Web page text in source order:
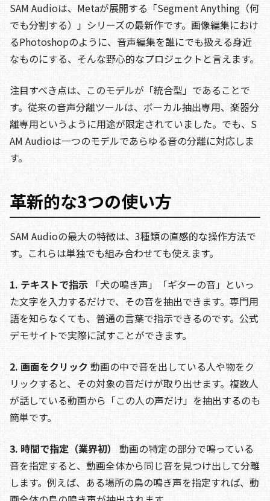
SAM Audioは、Metaが展開する「Segment Anything（何
でも分割する）」シリーズの最新作です。画像編集におけ
るPhotoshopのように、音声編集を誰にでも扱える身近
なものにする、そんな野心的なプロジェクトと言えます。
注目すべき点は、このモデルが「統合型」であることで
す。従来の音声分離ツールは、ボーカル抽出専用、楽器分
離専用というように用途が限定されていました。でも、S
AM Audioは一つのモデルであらゆる音の分離に対応しま
す。
革新的な3つの使い方
SAM Audioの最大の特徴は、3種類の直感的な操作方法で
す。これらは単独でも組み合わせても使えます。
1. テキストで指示 「犬の鳴き声」「ギターの音」といっ
た文字を入力するだけで、その音を抽出できます。専門用
語を知らなくても、普通の言葉で指示できるのです。公式
デモサイトで実際に試すことができます。
2. 画面をクリック 動画の中で音を出している人や物をク
リックすると、その対象の音だけが取り出せます。複数人
が話している動画から「この人の声だけ」を抽出するのも
簡単です。
3. 時間で指定（業界初）
動画の特定の部分で鳴っている
音を指定すると、動画全体から同じ音を見つけ出して分離
します。例えば、ある場所の鳥の鳴き声を指定すれば、動